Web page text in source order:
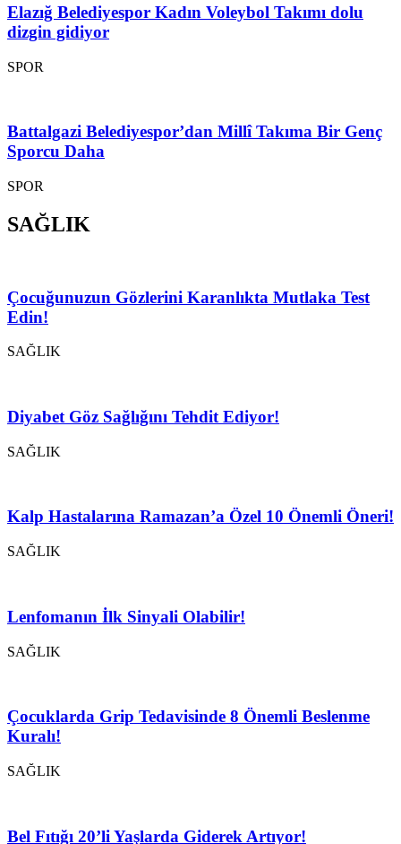
Elazığ Belediyespor Kadın Voleybol Takımı dolu
dizgin gidiyor
SPOR
Battalgazi Belediyespor’dan Millî Takıma Bir Genç
Sporcu Daha
SPOR
SAĞLIK
Çocuğunuzun Gözlerini Karanlıkta Mutlaka Test
Edin!
SAĞLIK
Diyabet Göz Sağlığını Tehdit Ediyor!
SAĞLIK
Kalp Hastalarına Ramazan’a Özel 10 Önemli Öneri!
SAĞLIK
Lenfomanın İlk Sinyali Olabilir!
SAĞLIK
Çocuklarda Grip Tedavisinde 8 Önemli Beslenme
Kuralı!
SAĞLIK
Bel Fıtığı 20’li Yaşlarda Giderek Artıyor!